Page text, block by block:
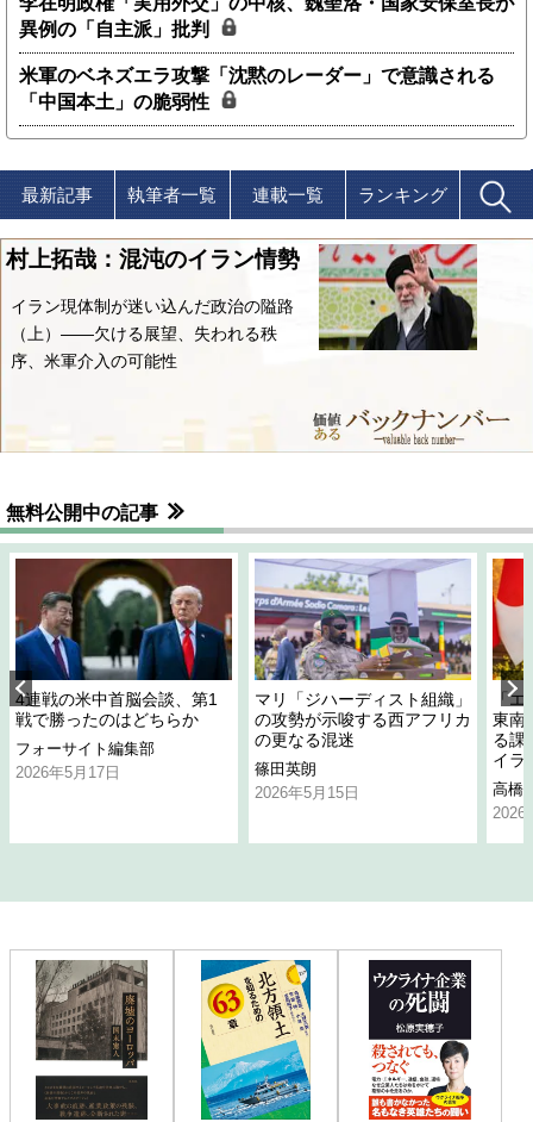
異例の「自主派」批判
米軍のベネズエラ攻撃「沈黙のレーダー」で意識される
「中国本土」の脆弱性
最新記事 執筆者一覧 連載一覧 ランキング
村上拓哉：混沌のイラン情勢
イラン現体制が迷い込んだ政治の隘路
（上）――欠ける展望、失われる秩
序、米軍介入の可能性
無料公開中の記事
4連戦の米中首脳会談、第1
戦で勝ったのはどちらか
フォーサイト編集部
2026年5月17日
マリ「ジハーディスト組織」
の攻勢が示唆する西アフリカ
の更なる混迷
篠田英朗
2026年5月15日
「
東南
る課
イラ
高橋
2026